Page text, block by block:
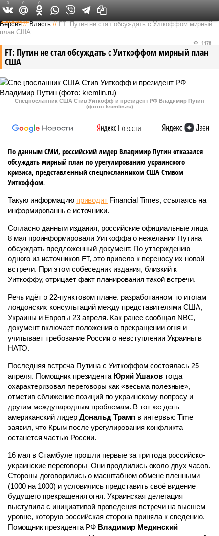
Федеральный выпуск
Версия //Власть //FT: Путин не стал обсуждать с Уиткоффом мирный
план США
FT: Путин не стал обсуждать с Уиткоффом мирный план
США
1178
Спецпосланник США Стив Уиткофф и президент РФ Владимир Путин
(фото: kremlin.ru)
По данным СМИ, российский лидер Владимир Путин отказался
обсуждать мирный план по урегулированию украинского
кризиса, представленный спецпосланником США Стивом
Уиткоффом.
Такую информацию приводит Financial Times, ссылаясь на
информированные источники.
Согласно данным издания, российские официальные лица
8 мая проинформировали Уиткоффа о нежелании Путина
обсуждать предложенный документ. По утверждению
одного из источников FT, это привело к переносу их новой
встречи. При этом собеседник издания, близкий к
Уиткоффу, отрицает факт планирования такой встречи.
Речь идёт о 22-пунктовом плане, разработанном по итогам
лондонских консультаций между представителями США,
Украины и Европы 23 апреля. Как ранее сообщал NBC,
документ включает положения о прекращении огня и
учитывает требование России о невступлении Украины в
НАТО.
Последняя встреча Путина с Уиткоффом состоялась 25
апреля. Помощник президента Юрий Ушаков тогда
охарактеризовал переговоры как «весьма полезные»,
отметив сближение позиций по украинскому вопросу и
другим международным проблемам. В тот же день
американский лидер Дональд Трамп в интервью Time
заявил, что Крым после урегулирования конфликта
останется частью России.
16 мая в Стамбуле прошли первые за три года российско-
украинские переговоры. Они продлились около двух часов.
Стороны договорились о масштабном обмене пленными
(1000 на 1000) и условились представить своё видение
будущего прекращения огня. Украинская делегация
выступила с инициативой проведения встречи на высшем
уровне, которую российская сторона приняла к сведению.
Помощник президента РФ Владимир Мединский
0 0 0